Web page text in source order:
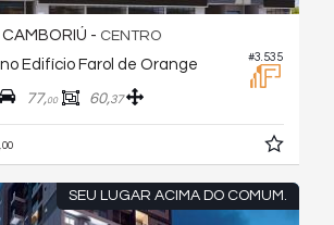
#3.535
- CENTRO
Edifício Farol de Orange
77,00 60,37
00
SEU LUGAR ACIMA DO COMUM.